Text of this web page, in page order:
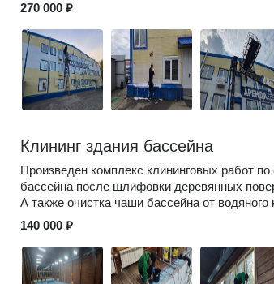
270 000 ₽
Клининг здания бассейна
Произведен комплекс клининговых работ
бассейна после шлифовки деревянных
А также очистка чаши бассейна от водяного
140 000 ₽